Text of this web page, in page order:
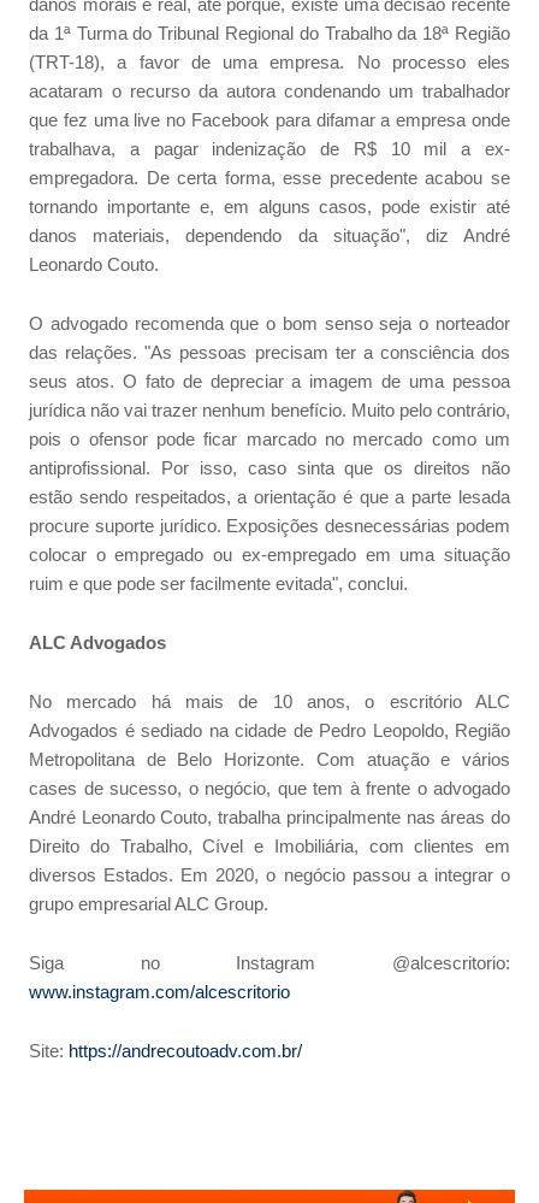
danos morais é real, até porque, existe uma decisão recente
da 1ª Turma do Tribunal Regional do Trabalho da 18ª Região
(TRT-18), a favor de uma empresa. No processo eles
acataram o recurso da autora condenando um trabalhador
que fez uma live no Facebook para difamar a empresa onde
trabalhava, a pagar indenização de R$ 10 mil a ex-
empregadora. De certa forma, esse precedente acabou se
tornando importante e, em alguns casos, pode existir até
danos materiais, dependendo da situação", diz André
Leonardo Couto.
O advogado recomenda que o bom senso seja o norteador
das relações. "As pessoas precisam ter a consciência dos
seus atos. O fato de depreciar a imagem de uma pessoa
jurídica não vai trazer nenhum benefício. Muito pelo contrário,
pois o ofensor pode ficar marcado no mercado como um
antiprofissional. Por isso, caso sinta que os direitos não
estão sendo respeitados, a orientação é que a parte lesada
procure suporte jurídico. Exposições desnecessárias podem
colocar o empregado ou ex-empregado em uma situação
ruim e que pode ser facilmente evitada", conclui.
ALC Advogados
No mercado há mais de 10 anos, o escritório ALC
Advogados é sediado na cidade de Pedro Leopoldo, Região
Metropolitana de Belo Horizonte. Com atuação e vários
cases de sucesso, o negócio, que tem à frente o advogado
André Leonardo Couto, trabalha principalmente nas áreas do
Direito do Trabalho, Cível e Imobiliária, com clientes em
diversos Estados. Em 2020, o negócio passou a integrar o
grupo empresarial ALC Group.
Siga no Instagram @alcescritorio:
www.instagram.com/alcescritorio
Site: https://andrecoutoadv.com.br/